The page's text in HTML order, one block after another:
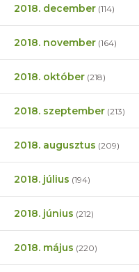
2018. december (114)
2018. november (164)
2018. október (218)
2018. szeptember (213)
2018. augusztus (209)
2018. július (194)
2018. június (212)
2018. május (220)